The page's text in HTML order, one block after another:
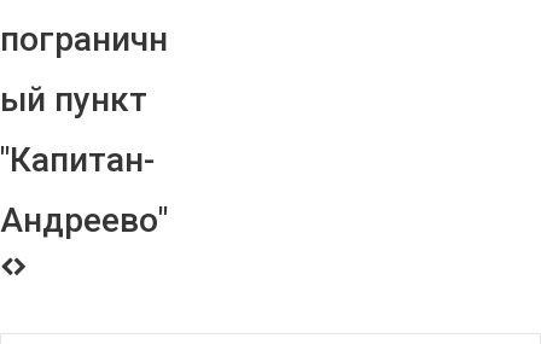
пограничн
ый пункт
"Капитан-
Андреево"